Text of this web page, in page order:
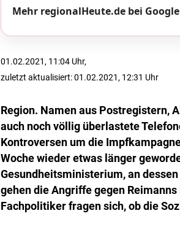
Mehr regionalHeute.de bei
01.02.2021, 11:04 Uhr,
zuletzt aktualisiert: 01.02.2021, 12:31 Uhr
Region. Namen aus Postregistern,
auch noch völlig überlastete
Kontroversen um die
Woche wieder etwas länger
Gesundheitsministerium, an
gehen die Angriffe gegen
Fachpolitiker fragen sich, ob die